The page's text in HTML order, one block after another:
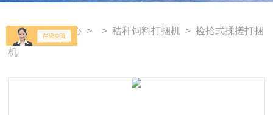
首页 >产品中心 > >秸秆饲料打捆机 > 捡拾式揉搓打捆
机